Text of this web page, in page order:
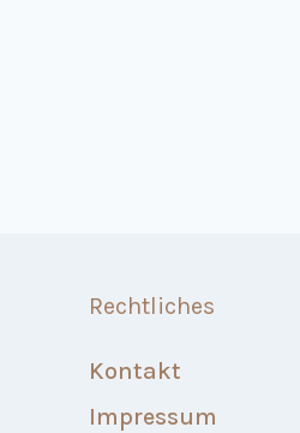
Rechtliches
Kontakt
Impressum